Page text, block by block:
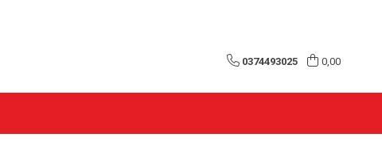
0374493025 0,00